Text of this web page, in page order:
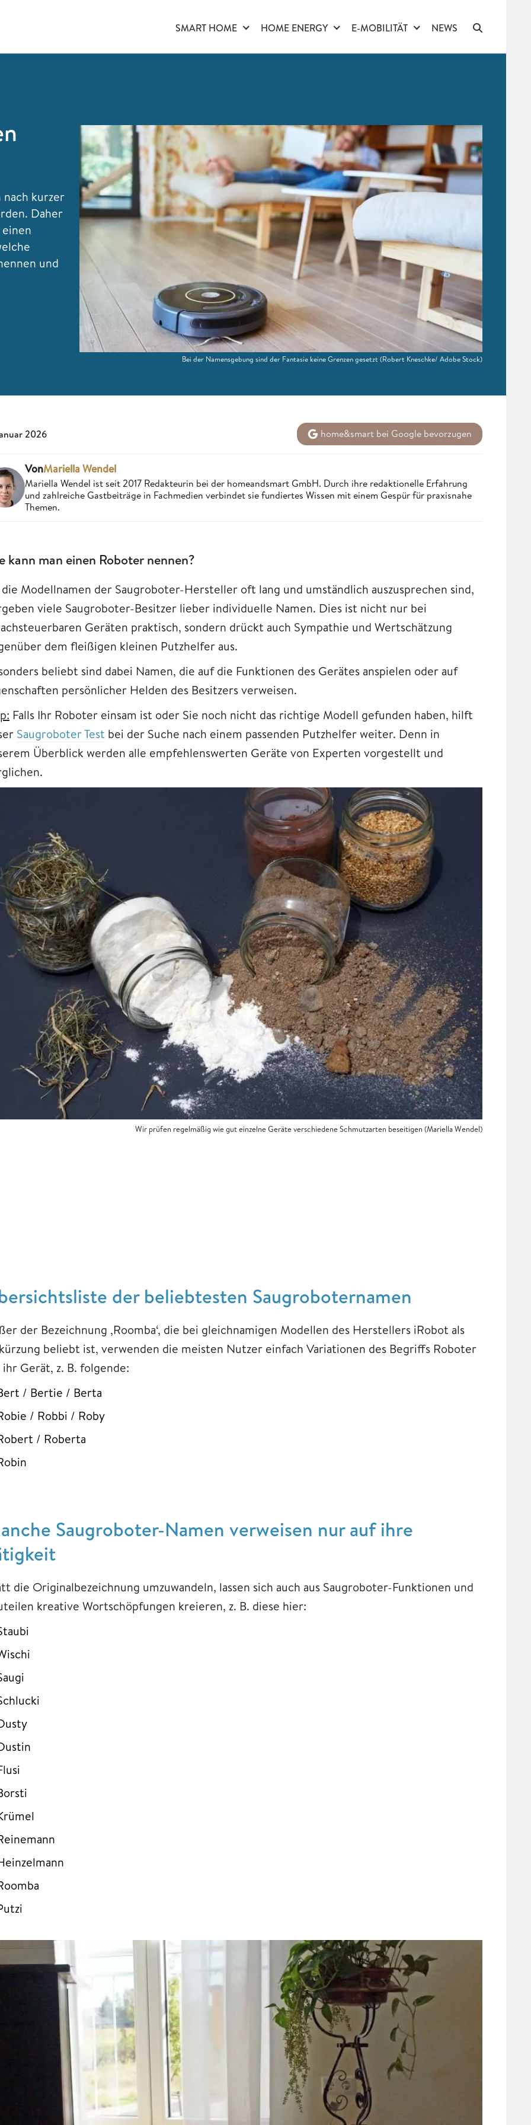
SMART HOME HOME ENERGY E-MOBILITÄT NEWS
kurzer
Daher
und
Bei der Namensgebung sind der Fantasie keine Grenzen gesetzt (Robert Kneschke/ Adobe Stock)
2026 home&smart bei Google bevorzugen
VonMariella Wendel
Mariella Wendel ist seit 2017 Redakteurin bei der homeandsmart GmbH. Durch ihre redaktionelle Erfahrung
und zahlreiche Gastbeiträge in Fachmedien verbindet sie fundiertes Wissen mit einem Gespür für praxisnahe
Themen.
kann man einen Roboter nennen?
Modellnamen der Saugroboter-Hersteller oft lang und umständlich auszusprechen sind,
viele Saugroboter-Besitzer lieber individuelle Namen. Dies ist nicht nur bei
Geräten praktisch, sondern drückt auch Sympathie und Wertschätzung
dem fleißigen kleinen Putzhelfer aus.
beliebt sind dabei Namen, die auf die Funktionen des Gerätes anspielen oder auf
persönlicher Helden des Besitzers verweisen.
Falls Ihr Roboter einsam ist oder Sie noch nicht das richtige Modell gefunden haben, hilft
Saugroboter Test bei der Suche nach einem passenden Putzhelfer weiter. Denn in
Überblick werden alle empfehlenswerten Geräte von Experten vorgestellt und
Wir prüfen regelmäßig wie gut einzelne Geräte verschiedene Schmutzarten beseitigen (Mariella Wendel)
der beliebtesten Saugroboternamen
der Bezeichnung ‚Roomba‘, die bei gleichnamigen Modellen des Herstellers iRobot als
beliebt ist, verwenden die meisten Nutzer einfach Variationen des Begriffs Roboter
Gerät, z. B. folgende:
/ Bertie / Berta
/ Robbi / Roby
/ Roberta
Saugroboter-Namen verweisen nur auf ihre
die Originalbezeichnung umzuwandeln, lassen sich auch aus Saugroboter-Funktionen und
kreative Wortschöpfungen kreieren, z. B. diese hier: